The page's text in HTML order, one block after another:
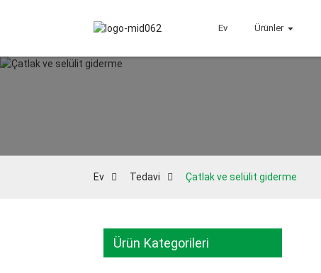
Ev Ürünler
Ev Tedavi Çatlak ve selülit giderme
Ürün Kategorileri